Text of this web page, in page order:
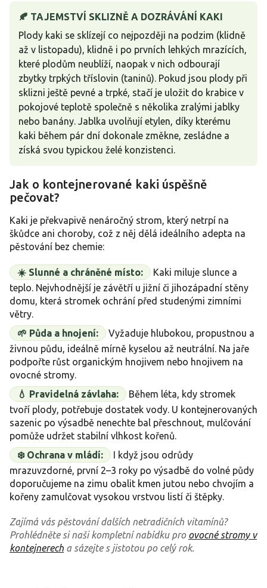
🍂 TAJEMSTVÍ SKLIZNĚ A DOZRÁVÁNÍ KAKI
Plody kaki se sklízejí co nejpozději na podzim (klidně
až v listopadu), klidně i po prvních lehkých mrazících,
které plodům neublíží, naopak v nich odbourají
zbytky trpkých tříslovin (taninů). Pokud jsou plody při
sklizni ještě pevné a trpké, stačí je uložit do krabice v
pokojové teplotě společně s několika zralými jablky
nebo banány. Jablka uvolňují etylen, díky kterému
kaki během pár dní dokonale změkne, zesládne a
získá svou typickou želé konzistenci.
Jak o kontejnerované kaki úspěšně
pečovat?
Kaki je překvapivě nenáročný strom, který netrpí na
škůdce ani choroby, což z něj dělá ideálního adepta na
pěstování bez chemie:
☀️ Slunné a chráněné místo:
Kaki miluje slunce a
teplo. Nejvhodnější je závětří u jižní či jihozápadní stěny
domu, která stromek ochrání před studenými zimními
větry.
🌱 Půda a hnojení:
Vyžaduje hlubokou, propustnou a
živnou půdu, ideálně mírně kyselou až neutrální. Na jaře
podpořte růst organickým hnojivem nebo hnojivem na
ovocné stromy.
💧 Pravidelná závlaha:
Během léta, kdy stromek
tvoří plody, potřebuje dostatek vody. U kontejnerovaných
sazenic po výsadbě nenechte bal přeschnout, mulčování
pomůže udržet stabilní vlhkost kořenů.
❄️ Ochrana v mládí:
I když jsou odrůdy
mrazuvzdorné, první 2–3 roky po výsadbě do volné půdy
doporučujeme na zimu obalit kmen jutou nebo chvojím a
kořeny zamulčovat vysokou vrstvou listí či štěpky.
Zajímá vás pěstování dalších netradičních vitamínů?
Prohlédněte si naši kompletní nabídku pro ovocné stromy v
kontejnerech a sázejte s jistotou po celý rok.